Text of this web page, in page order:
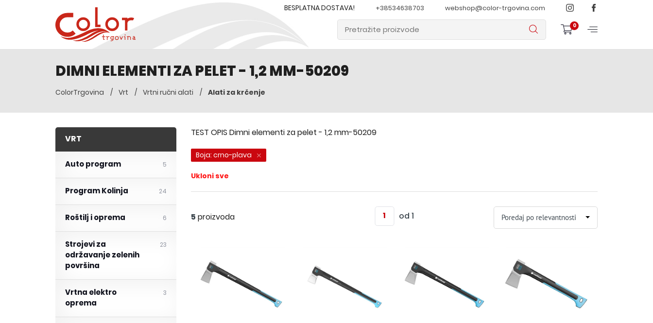
BESPLATNA DOSTAVA! +38534638703 webshop@color-trgovina.com
0
DIMNI ELEMENTI ZA PELET - 1,2 MM-50209
ColorTrgovina Vrt Vrtni ručni alati Alati za krčenje
VRT
Auto program 5
Program Kolinja 24
Roštilj i oprema 6
Strojevi za
održavanje zelenih
površina
23
Vrtna elektro
oprema
3
TEST OPIS Dimni elementi za pelet - 1,2 mm-50209
Boja: crno-plava
Ukloni sve
5proizvoda od 1 Poredaj po relevantnosti